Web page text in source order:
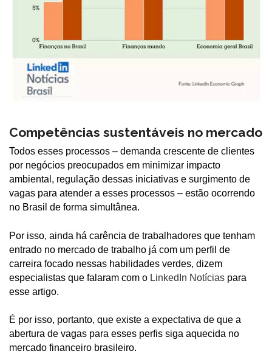
Competências sustentáveis no mercado
Todos esses processos – demanda crescente de clientes
por negócios preocupados em minimizar impacto
ambiental, regulação dessas iniciativas e surgimento de
vagas para atender a esses processos – estão ocorrendo
no Brasil de forma simultânea.
Por isso, ainda há carência de trabalhadores que tenham
entrado no mercado de trabalho já com um perfil de
carreira focado nessas habilidades verdes, dizem
especialistas que falaram com o LinkedIn Notícias para
esse artigo.
É por isso, portanto, que existe a expectativa de que a
abertura de vagas para esses perfis siga aquecida no
mercado financeiro brasileiro.